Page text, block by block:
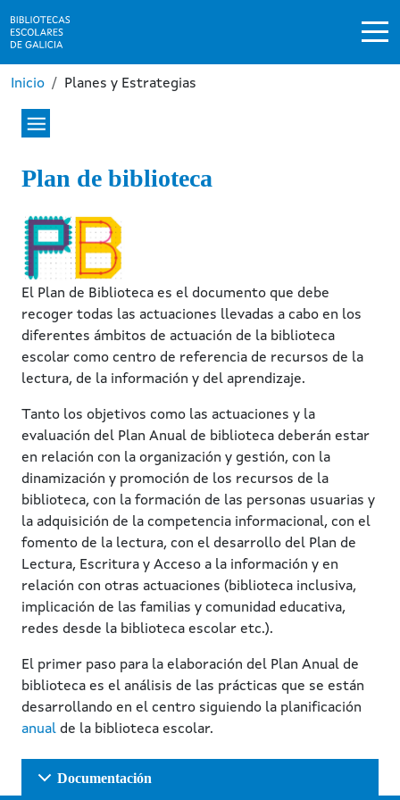
Ruta de navegación
Inicio Planes y Estrategias
Plan de biblioteca
Image
El Plan de Biblioteca es el documento que debe
recoger todas las actuaciones llevadas a cabo en los
diferentes ámbitos de actuación de la biblioteca
escolar como centro de referencia de recursos de la
lectura, de la información y del aprendizaje.
Tanto los objetivos como las actuaciones y la
evaluación del Plan Anual de biblioteca deberán estar
en relación con la organización y gestión, con la
dinamización y promoción de los recursos de la
biblioteca, con la formación de las personas usuarias y
la adquisición de la competencia informacional, con el
fomento de la lectura, con el desarrollo del Plan de
Lectura, Escritura y Acceso a la información y en
relación con otras actuaciones (biblioteca inclusiva,
implicación de las familias y comunidad educativa,
redes desde la biblioteca escolar etc.).
El primer paso para la elaboración del Plan Anual de
biblioteca es el análisis de las prácticas que se están
desarrollando en el centro siguiendo la planificación
anual de la biblioteca escolar.
Documentación